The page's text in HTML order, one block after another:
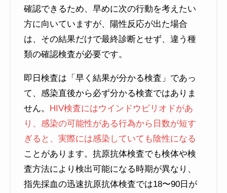
確認できるため、早めに次の行動を考えたい
方に向いていますが、陽性反応が出た場合
は、その結果だけで最終診断とせず、違う種
類の確認検査が必要です。
即日検査は「早く結果が分かる検査」であっ
て、感染直後から必ず分かる検査ではありま
せん。 HIV検査にはウインドウピリオドがあ
り、感染の可能性がある行為から日数が短す
ぎると、実際には感染していても陰性になる
ことがあります。抗原抗体検査でも検体や検
査方法により検出可能になる時期が異なり、
指先採血の迅速抗原抗体検査では18〜90日が